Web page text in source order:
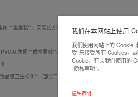
阀 **重量轻**，安装更方便，且采用精密螺纹设计，结合优质
U 角阀 **成本更低**，适合预算有限的用户，同时能满足
品级卫生标准**（部分产品通过 NSF/ROHS 认证），无重金
我们在本网站上使用
我们使用网站上的 Cookie
受”来接受所有 Cookies，
Cookie，有关我们使用的
“隐私声明”。
隐私声明